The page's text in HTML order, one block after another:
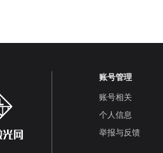
账号管理
账号相关
个人信息
举报与反馈